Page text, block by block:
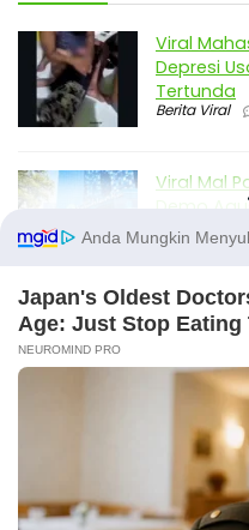
Viral
Depresi
Tertunda
Berita Viral
Viral Mal
Demo
Aman dan
Patroli Siber
Demo
Viral
Dugaan
Berita Viral